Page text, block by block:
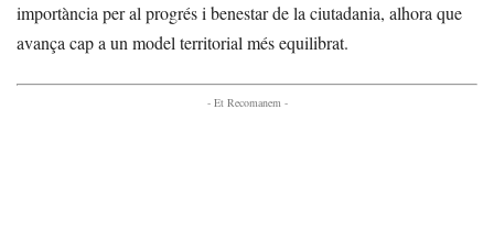
importància per al progrés i benestar de la ciutadania, alhora que
avança cap a un model territorial més equilibrat.
- Et Recomanem -